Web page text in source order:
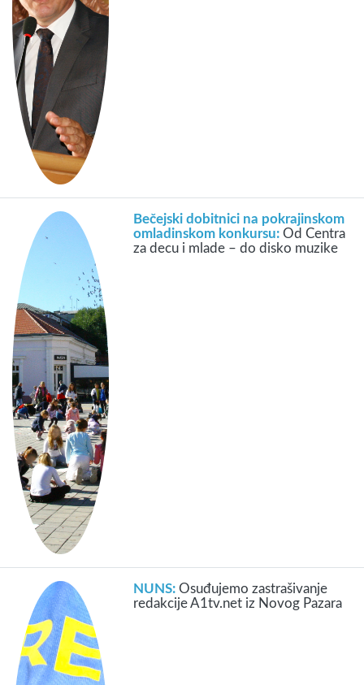
Bečejski dobitnici na pokrajinskom
omladinskom konkursu:Od Centra
za decu i mlade – do disko muzike
NUNS:Osuđujemo zastrašivanje
redakcije A1tv.net iz Novog Pazara